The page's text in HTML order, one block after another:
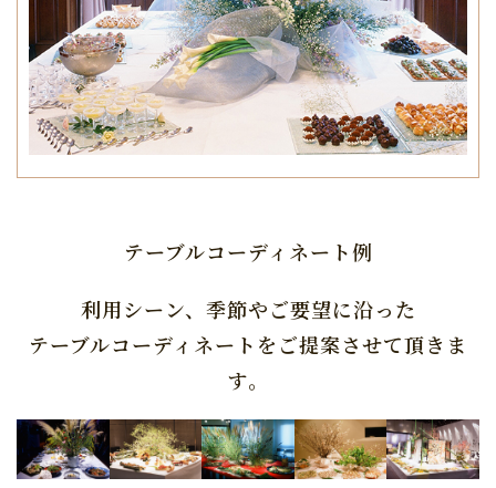
テーブルコーディネート例
利用シーン、季節やご要望に沿った
テーブルコーディネートをご提案させて頂きま
す。